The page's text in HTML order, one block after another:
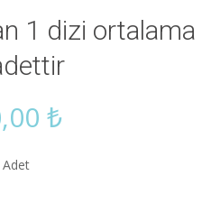
1 dizi ortalama
₺
Adet